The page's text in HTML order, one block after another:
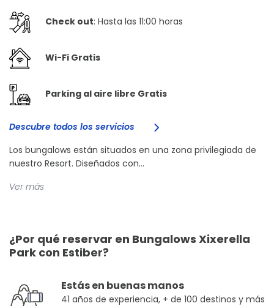
Check out: Hasta las 11:00 horas
Wi-Fi Gratis
Parking al aire libre Gratis
Descubre todos los servicios
Los bungalows están situados en una zona privilegiada de
nuestro Resort. Diseñados con...
Ver más
¿Por qué reservar en Bungalows Xixerella
Park con Estiber?
Estás en buenas manos
41 años de experiencia, + de 100 destinos y más